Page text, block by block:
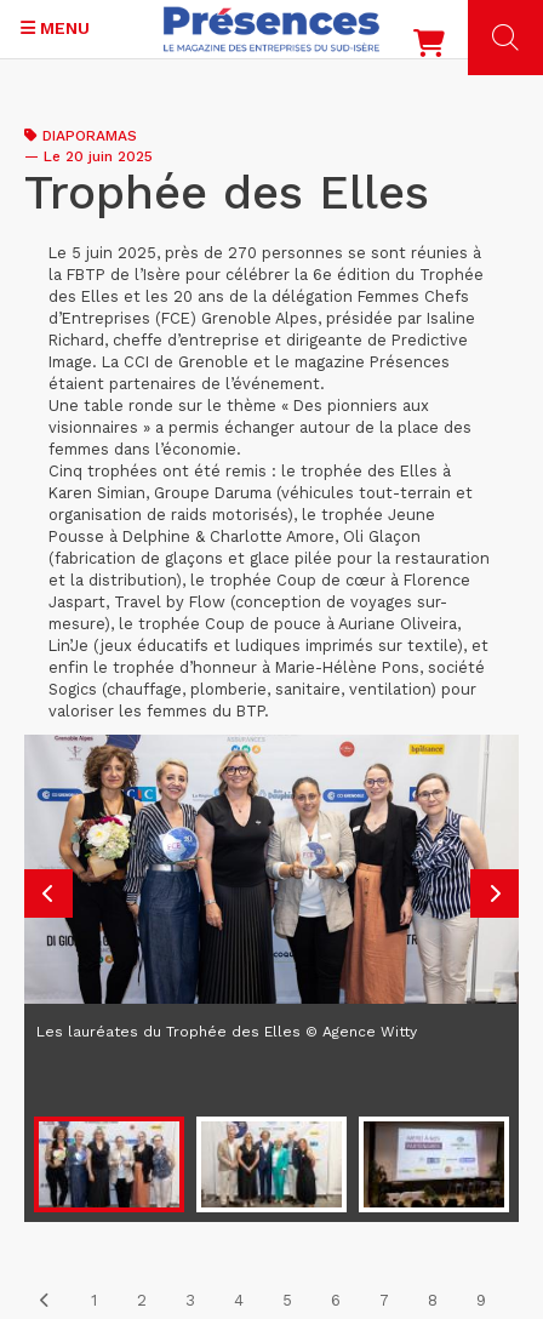
contenu
principal
MENU
DIAPORAMAS
— Le 20 juin 2025
Trophée des Elles
Le 5 juin 2025, près de 270 personnes se sont réunies à
la FBTP de l’Isère pour célébrer la 6e édition du Trophée
des Elles et les 20 ans de la délégation Femmes Chefs
d’Entreprises (FCE) Grenoble Alpes, présidée par Isaline
Richard, cheffe d’entreprise et dirigeante de Predictive
Image. La CCI de Grenoble et le magazine Présences
étaient partenaires de l’événement.
Une table ronde sur le thème « Des pionniers aux
visionnaires » a permis échanger autour de la place des
femmes dans l’économie.
Cinq trophées ont été remis : le trophée des Elles à
Karen Simian, Groupe Daruma (véhicules tout-terrain et
organisation de raids motorisés), le trophée Jeune
Pousse à Delphine & Charlotte Amore, Oli Glaçon
(fabrication de glaçons et glace pilée pour la restauration
et la distribution), le trophée Coup de cœur à Florence
Jaspart, Travel by Flow (conception de voyages sur-
mesure), le trophée Coup de pouce à Auriane Oliveira,
Lin’Je (jeux éducatifs et ludiques imprimés sur textile), et
enfin le trophée d’honneur à Marie-Hélène Pons, société
Sogics (chauffage, plomberie, sanitaire, ventilation) pour
valoriser les femmes du BTP.
Les lauréates du Trophée des Elles © Agence Witty
1 2 3 4 5 6 7 8 9